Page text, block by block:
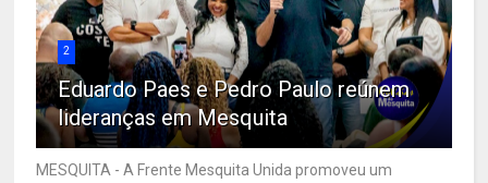
2
Eduardo Paes e Pedro Paulo reúnem
lideranças em Mesquita
MESQUITA - A Frente Mesquita Unida promoveu um